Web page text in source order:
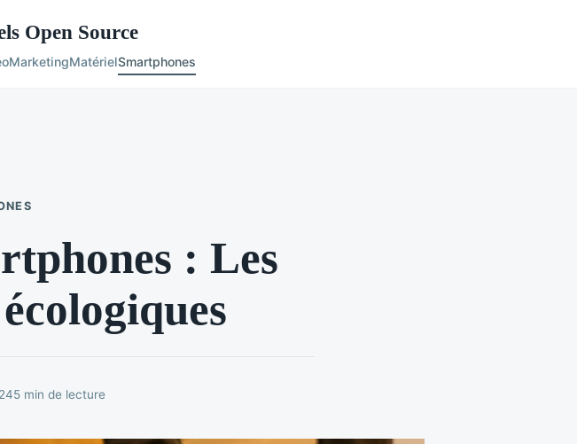
Open Source
MarketingMatérielSmartphones
: Les
5 min de lecture